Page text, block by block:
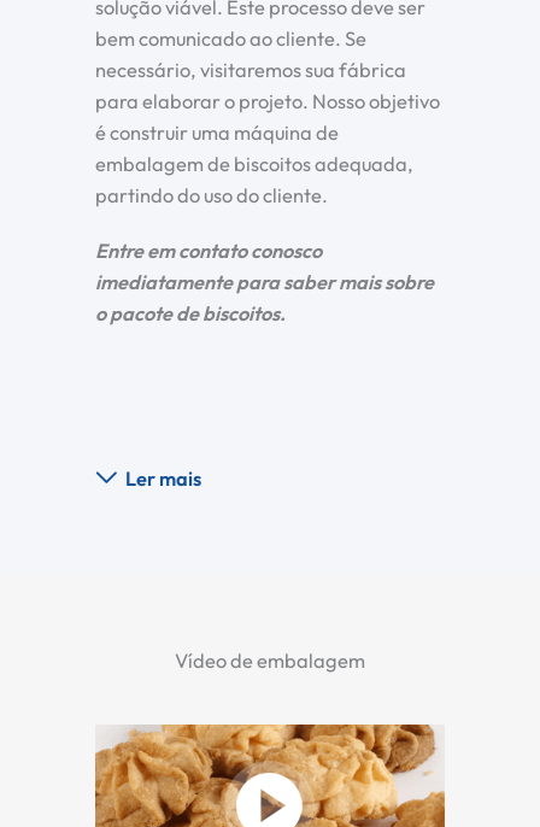
solução viável. Este processo deve ser
bem comunicado ao cliente. Se
necessário, visitaremos sua fábrica
para elaborar o projeto. Nosso objetivo
é construir uma máquina de
embalagem de biscoitos adequada,
partindo do uso do cliente.
Entre em contato conosco
imediatamente para saber mais sobre
o pacote de biscoitos.
Ler mais
Vídeo de embalagem